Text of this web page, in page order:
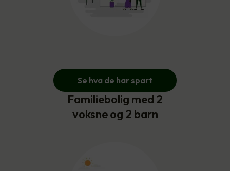
Se hva de har spart
Familiebolig med 2
voksne og 2 barn